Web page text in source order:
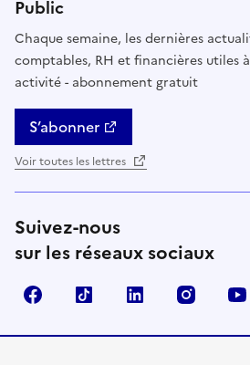
Public
Chaque semaine, les dernières
comptables, RH et financières utiles
activité - abonnement gratuit
S’abonner
Voir toutes les lettres
Suivez-nous
sur les réseaux sociaux
FacebookTikTok Linkedin